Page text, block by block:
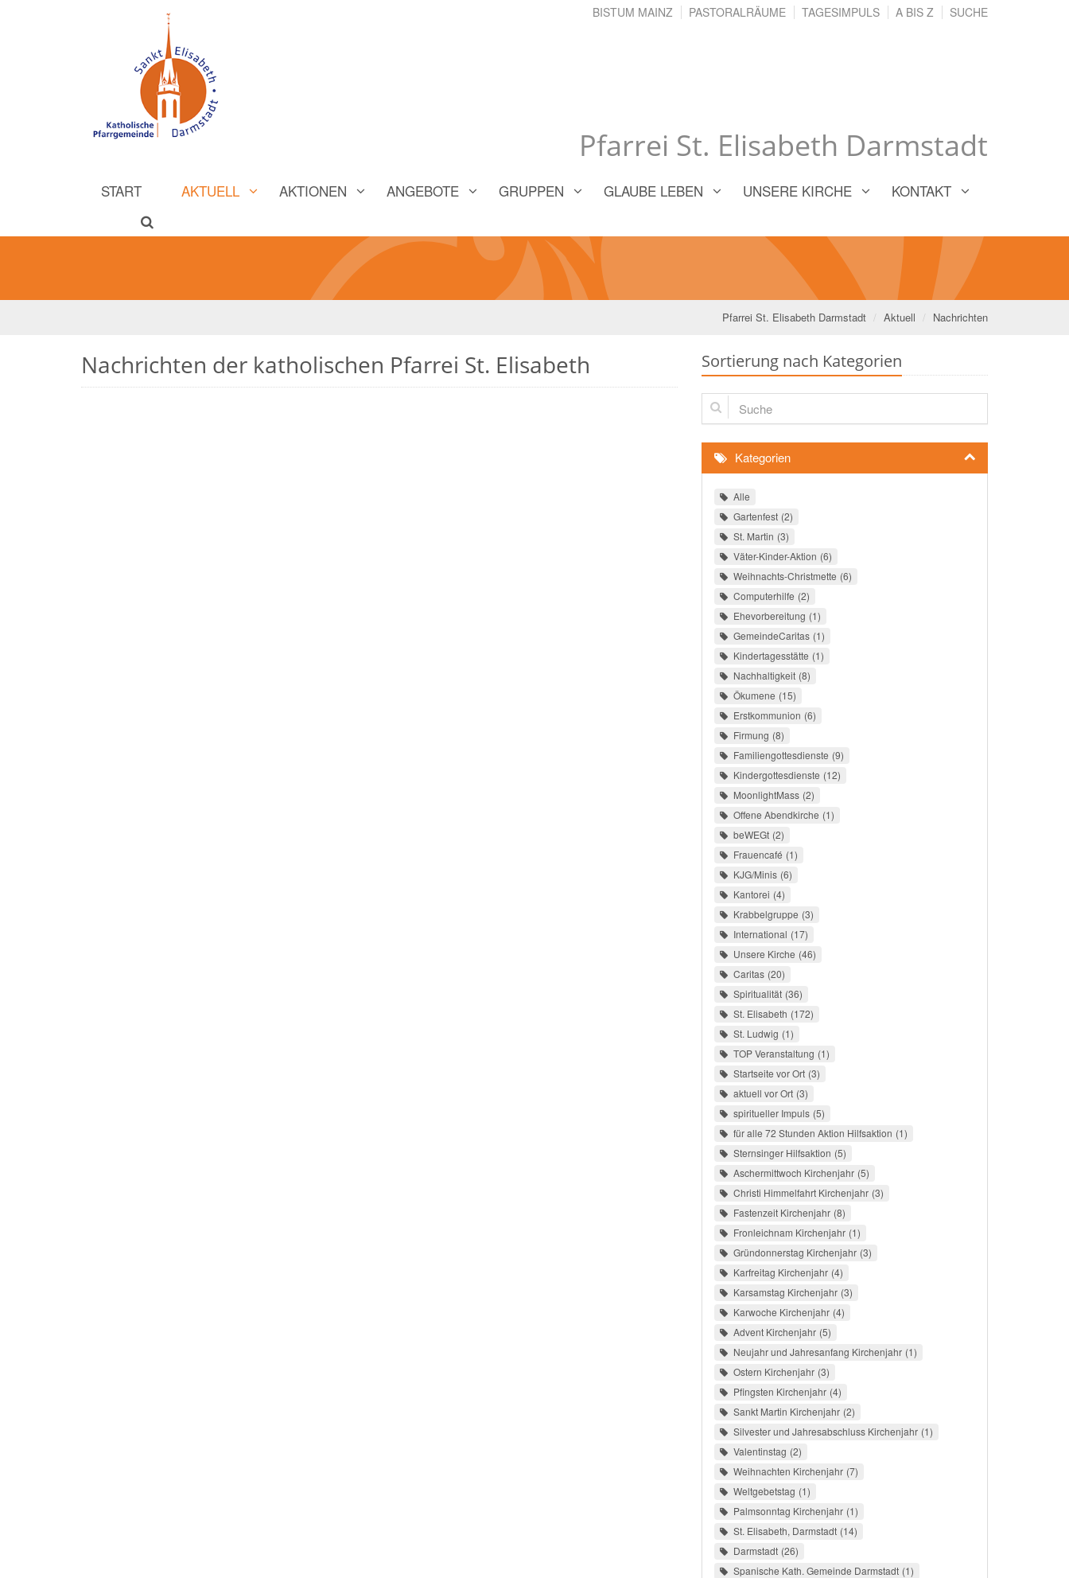
Pfarrei St. Elisabeth Darmstadt
BISTUM MAINZ PASTORALRÄUME TAGESIMPULS A BIS Z SUCHE
START AKTUELL AKTIONEN ANGEBOTE GRUPPEN GLAUBE LEBEN UNSERE KIRCHE KONTAKT
Pfarrei St. Elisabeth Darmstadt Aktuell Nachrichten
Nachrichten der katholischen Pfarrei St. Elisabeth Sortierung nach Kategorien
Suche
Kategorien
Alle
Gartenfest 2
St. Martin 3
Väter-Kinder-Aktion 6
Weihnachts-Christmette 6
Computerhilfe 2
Ehevorbereitung 1
GemeindeCaritas 1
Kindertagesstätte 1
Nachhaltigkeit 8
Ökumene 15
Erstkommunion 6
Firmung 8
Familiengottesdienste 9
Kindergottesdienste 12
MoonlightMass 2
Offene Abendkirche 1
beWEGt 2
Frauencafé 1
KJG/Minis 6
Kantorei 4
Krabbelgruppe 3
International 17
Unsere Kirche 46
Caritas 20
Spiritualität 36
St. Elisabeth 172
St. Ludwig 1
TOP Veranstaltung 1
Startseite vor Ort 3
aktuell vor Ort 3
spiritueller Impuls 5
für alle 72 Stunden Aktion Hilfsaktion 1
Sternsinger Hilfsaktion 5
Aschermittwoch Kirchenjahr 5
Christi Himmelfahrt Kirchenjahr 3
Fastenzeit Kirchenjahr 8
Fronleichnam Kirchenjahr 1
Gründonnerstag Kirchenjahr 3
Karfreitag Kirchenjahr 4
Karsamstag Kirchenjahr 3
Karwoche Kirchenjahr 4
Advent Kirchenjahr 5
Neujahr und Jahresanfang Kirchenjahr 1
Ostern Kirchenjahr 3
Pfingsten Kirchenjahr 4
Sankt Martin Kirchenjahr 2
Silvester und Jahresabschluss Kirchenjahr 1
Valentinstag 2
Weihnachten Kirchenjahr 7
Weltgebetstag 1
Palmsonntag Kirchenjahr 1
St. Elisabeth, Darmstadt 14
Darmstadt 26
Spanische Kath. Gemeinde Darmstadt 1